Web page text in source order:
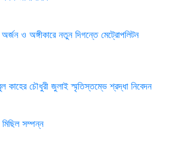
ও অঙ্গীকারে নতুন দিগন্তে মেট্রোপলিটন
কাহের চৌধুরী জুলাই স্মৃতিস্তম্ভে শ্রদ্ধা নিবেদন
মিছিল সম্পন্ন